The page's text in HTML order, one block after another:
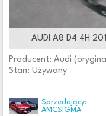
AUDI A8 D4 4H
Stan: Używany
Sprzedający:
AMCSIGMA